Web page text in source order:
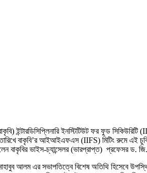
ইন্টারডিসিপ্লিনারি ইনস্টিটিউট ফর ফুড
বাকৃবি’র আইআইএফএস (IIFS) মিটিং রুমে এই
বাকৃবির ভাইস-চ্যান্সেলর (ভারপ্রাপ্ত) প্রফেসর ড.
আলম এর সভাপতিত্বে বিশেষ অতিথি হিসেবে